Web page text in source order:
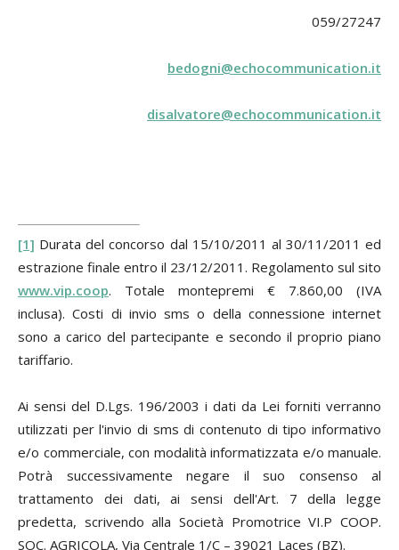
059/27247
bedogni@echocommunication.it
disalvatore@echocommunication.it
[1] Durata del concorso dal 15/10/2011 al 30/11/2011 ed
estrazione finale entro il 23/12/2011. Regolamento sul sito
www.vip.coop. Totale montepremi € 7.860,00 (IVA
inclusa). Costi di invio sms o della connessione internet
sono a carico del partecipante e secondo il proprio piano
tariffario.
Ai sensi del D.Lgs. 196/2003 i dati da Lei forniti verranno
utilizzati per l'invio di sms di contenuto di tipo informativo
e/o commerciale, con modalità informatizzata e/o manuale.
Potrà successivamente negare il suo consenso al
trattamento dei dati, ai sensi dell'Art. 7 della legge
predetta, scrivendo alla Società Promotrice VI.P COOP.
SOC. AGRICOLA, Via Centrale 1/C – 39021 Laces (BZ).